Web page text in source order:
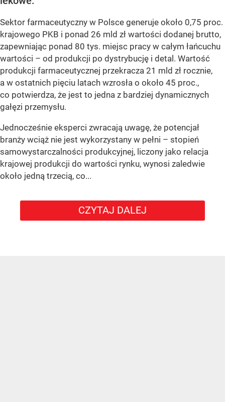
Sektor farmaceutyczny w Polsce generuje około 0,75 proc.
krajowego PKB i ponad 26 mld zł wartości dodanej brutto,
zapewniając ponad 80 tys. miejsc pracy w całym łańcuchu
wartości – od produkcji po dystrybucję i detal. Wartość
produkcji farmaceutycznej przekracza 21 mld zł rocznie,
a w ostatnich pięciu latach wzrosła o około 45 proc.,
co potwierdza, że jest to jedna z bardziej dynamicznych
gałęzi przemysłu.
Jednocześnie eksperci zwracają uwagę, że potencjał
branży wciąż nie jest wykorzystany w pełni – stopień
samowystarczalności produkcyjnej, liczony jako relacja
krajowej produkcji do wartości rynku, wynosi zaledwie
około jedną trzecią, co...
CZYTAJ DALEJ